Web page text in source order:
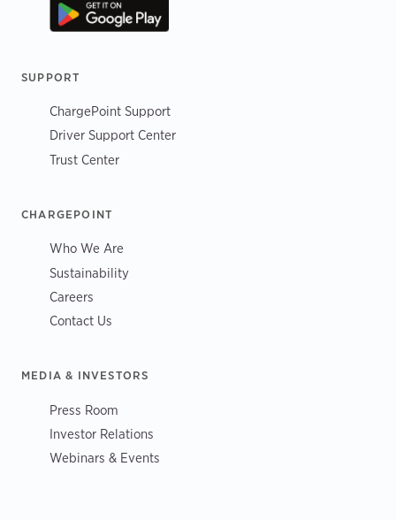
SUPPORT
ChargePoint Support
Driver Support Center
Trust Center
CHARGEPOINT
Who We Are
Sustainability
Careers
Contact Us
MEDIA & INVESTORS
Press Room
Investor Relations
Webinars & Events